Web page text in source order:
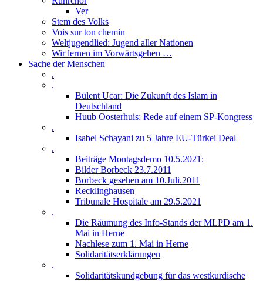
Ver
Stem des Volks
Vois sur ton chemin
Weltjugendlied: Jugend aller Nationen
Wir lernen im Vorwärtsgehen …
Sache der Menschen
.
.
Bülent Ucar: Die Zukunft des Islam in
Deutschland
Huub Oosterhuis: Rede auf einem SP-Kongress
.
Isabel Schayani zu 5 Jahre EU-Türkei Deal
.
Beiträge Montagsdemo 10.5.2021:
Bilder Borbeck 23.7.2011
Borbeck gesehen am 10.Juli.2011
Recklinghausen
Tribunale Hospitale am 29.5.2021
.
Die Räumung des Info-Stands der MLPD am 1.
Mai in Herne
Nachlese zum 1. Mai in Herne
Solidaritätserklärungen
.
Solidaritätskundgebung für das westkurdische